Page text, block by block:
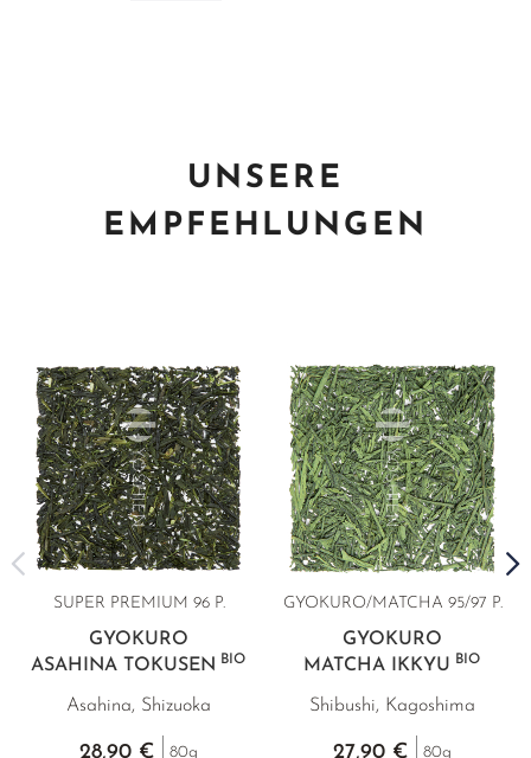
UNSERE
EMPFEHLUNGEN
SUPER PREMIUM 96 P.
GYOKURO
ASAHINA TOKUSEN
BIO
Asahina, Shizuoka
28,90 € 80g
GYOKURO/MATCHA 95/97 P.
GYOKURO
MATCHA IKKYU BIO
Shibushi, Kagoshima
27,90 € 80g